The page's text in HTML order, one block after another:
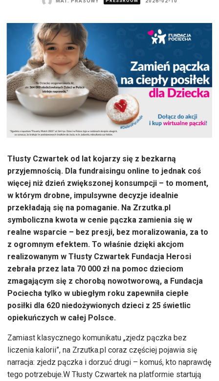
Tłusty Czwartek od lat kojarzy się z bezkarną
przyjemnością. Dla fundraisingu online to jednak coś
więcej niż dzień zwiększonej konsumpcji – to moment,
w którym drobne, impulsywne decyzje idealnie
przekładają się na pomaganie. Na Zrzutka.pl
symboliczna kwota w cenie pączka zamienia się w
realne wsparcie – bez presji, bez moralizowania, za to
z ogromnym efektem. To właśnie dzięki akcjom
realizowanym w Tłusty Czwartek Fundacja Herosi
zebrała przez lata 70 000 zł na pomoc dzieciom
zmagającym się z chorobą nowotworową, a Fundacja
Pociecha tylko w ubiegłym roku zapewniła ciepłe
posiłki dla 620 niedożywionych dzieci z 25 świetlic
opiekuńczych w całej Polsce.
Zamiast klasycznego komunikatu „zjedz pączka bez
liczenia kalorii”, na Zrzutka.pl coraz częściej pojawia się
narracja: zjedz pączka i dorzuć drugi – komuś, kto naprawdę
tego potrzebuje.W Tłusty Czwartek na platformie startują